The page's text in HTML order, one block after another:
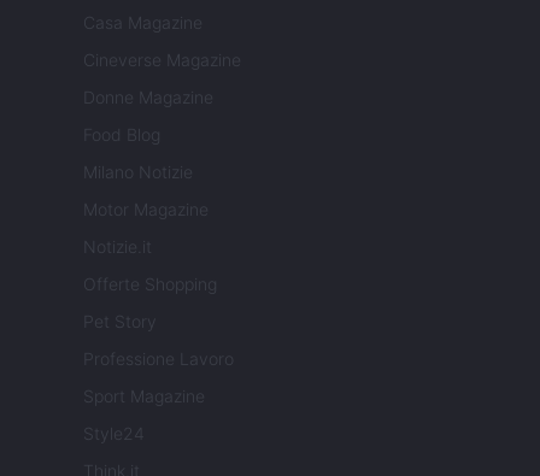
Casa Magazine
Cineverse Magazine
Donne Magazine
Food Blog
Milano Notizie
Motor Magazine
Notizie.it
Offerte Shopping
Pet Story
Professione Lavoro
Sport Magazine
Style24
Think.it